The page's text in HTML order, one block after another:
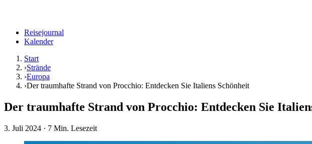
Reisejournal
Kalender
Start
›Strände
›Europa
›Der traumhafte Strand von Procchio: Entdecken Sie Italiens Schönheit
Der traumhafte Strand von Procchio: Entdecken Sie
3. Juli 2024 · 7 Min. Lesezeit